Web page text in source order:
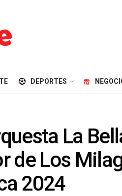
DEPORTES
La
de Los
2024